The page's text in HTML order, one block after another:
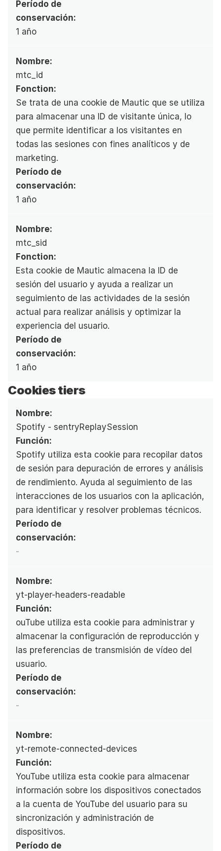
Período de
conservación:
1 año
Nombre:
mtc_id
Fonction:
Se trata de una cookie de Mautic que se utiliza
para almacenar una ID de visitante única, lo
que permite identificar a los visitantes en
todas las sesiones con fines analíticos y de
marketing.
Período de
conservación:
1 año
Nombre:
mtc_sid
Fonction:
Esta cookie de Mautic almacena la ID de
sesión del usuario y ayuda a realizar un
seguimiento de las actividades de la sesión
actual para realizar análisis y optimizar la
experiencia del usuario.
Período de
conservación:
1 año
Cookies tiers
Nombre:
Spotify - sentryReplaySession
Función:
Spotify utiliza esta cookie para recopilar datos
de sesión para depuración de errores y análisis
de rendimiento. Ayuda al seguimiento de las
interacciones de los usuarios con la aplicación,
para identificar y resolver problemas técnicos.
Período de
conservación:
-
Nombre:
yt-player-headers-readable
Función:
ouTube utiliza esta cookie para administrar y
almacenar la configuración de reproducción y
las preferencias de transmisión de vídeo del
usuario.
Período de
conservación:
-
Nombre:
yt-remote-connected-devices
Función:
YouTube utiliza esta cookie para almacenar
información sobre los dispositivos conectados
a la cuenta de YouTube del usuario para su
sincronización y administración de
dispositivos.
Período de